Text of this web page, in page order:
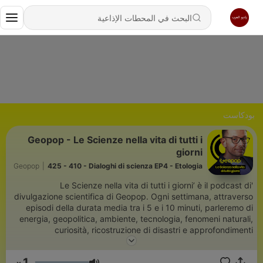
بودكاست
Geopop - Le Scienze nella vita di tutti i
giorni
Geopop 425 - 410 - Dialoghi di scienza EP4 - Etologia
'Le Scienze nella vita di tutti i giorni’ è il podcast di
divulgazione scientifica di Geopop. Ogni settimana, attraverso
episodi della durata media tra i 5 e i 10 minuti, parleremo di
energia, geopolitica, ambiente, tecnologia, fenomeni naturali,
curiosità, ricostruzione di disastri e approfondimenti
sull’attualità. Tutti temi legati, in un modo o nell'altro, alla nostra